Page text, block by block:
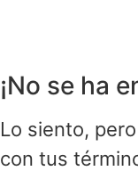
¡No se ha
Lo siento,
con tus